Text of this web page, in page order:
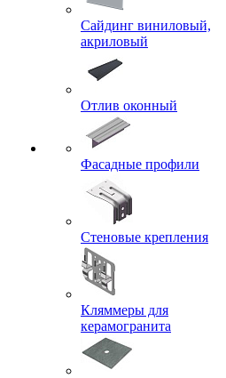
Сайдинг виниловый,
акриловый
Отлив оконный
Фасадные профили
Стеновые крепления
Кляммеры для
керамогранита